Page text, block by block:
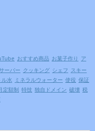
おすすめ商品 お菓子作り
ア
ーバー クッキング シェフ スキー
水 ミネラルウォーター 使役 保証
定額制 特技 独自ドメイン 破壊 税